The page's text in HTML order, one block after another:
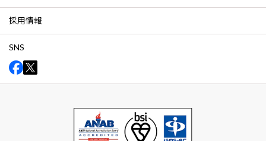
採用情報
SNS